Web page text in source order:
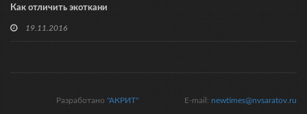
Как отличить экоткани
19.11.2016
E-mail: newtimes@nvsaratov.ru
Разработано "АКРИТ"